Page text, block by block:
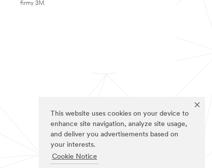
This website uses cookies on your device to
enhance site navigation, analyze site usage,
and deliver you advertisements based on
your interests.
Cookie Notice
firmy 3M.